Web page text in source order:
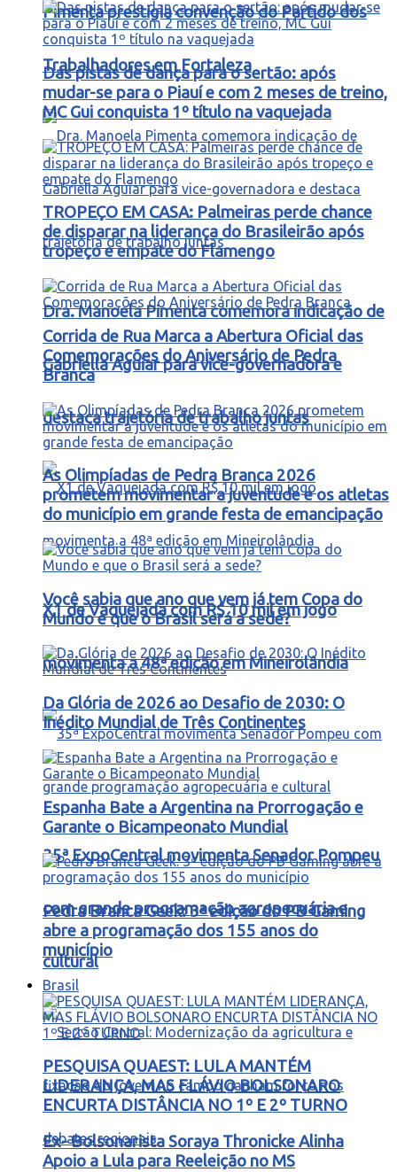
Pimenta prestigia convenção do Partido dos
Trabalhadores em Fortaleza
Dra. Manoela Pimenta comemora indicação de
Gabriella Aguiar para vice-governadora e
destaca trajetória de trabalho juntas
X1 de Vaquejada com R$ 10 mil em jogo
movimenta a 48ª edição em Mineirolândia
35ª ExpoCentral movimenta Senador Pompeu
com grande programação agropecuária e
cultural
Das pistas de dança para o sertão: após
mudar-se para o Piauí e com 2 meses de treino,
MC Gui conquista 1º título na vaquejada
TROPEÇO EM CASA: Palmeiras perde chance
de disparar na liderança do Brasileirão após
tropeço e empate do Flamengo
Corrida de Rua Marca a Abertura Oficial das
Comemorações do Aniversário de Pedra
Branca
As Olimpíadas de Pedra Branca 2026
prometem movimentar a juventude e os atletas
do município em grande festa de emancipação
Você sabia que ano que vem já tem Copa do
Mundo e que o Brasil será a sede?
Da Glória de 2026 ao Desafio de 2030: O
Inédito Mundial de Três Continentes
Espanha Bate a Argentina na Prorrogação e
Garante o Bicampeonato Mundial
Pedra Branca Geek: 3ª edição do PB Gaming
abre a programação dos 155 anos do
município
Brasil
PESQUISA QUAEST: LULA MANTÉM
LIDERANÇA, MAS FLÁVIO BOLSONARO
ENCURTA DISTÂNCIA NO 1º E 2º TURNO
Ex- Bolsonarista Soraya Thronicke Alinha
Apoio a Lula para Reeleição no MS